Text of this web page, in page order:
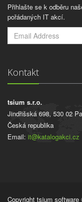
Přihlašte se k odběru
pořádaných IT akcí.
Kontakt
tsium s.r.o.
Jindřišská 698, 530 02
Česká republika
Email: it@katalogakci.cz
Copyright tsium software